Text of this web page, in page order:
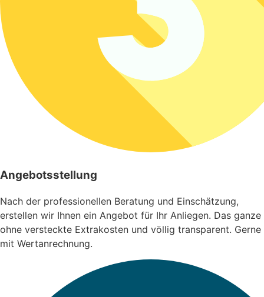
Angebotsstellung
Nach der professionellen Beratung und Einschätzung,
erstellen wir Ihnen ein Angebot für Ihr Anliegen. Das ganze
ohne versteckte Extrakosten und völlig transparent. Gerne
mit Wertanrechnung.